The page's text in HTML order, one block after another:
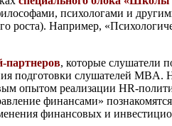
психологами и
роста). Например,
партнеров, которые слушатели
подготовки слушателей
опытом реализации HR-
финансами»
финансовых и